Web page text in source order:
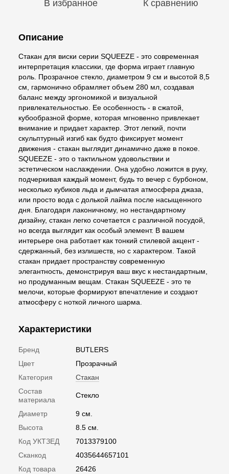
В избранное К сравнению
Описание
Стакан для виски серии SQUEEZE - это современная
интерпретация классики, где форма играет главную
роль. Прозрачное стекло, диаметром 9 см и высотой 8,5
см, гармонично обрамляет объем 280 мл, создавая
баланс между эргономикой и визуальной
привлекательностью. Ее особенность - в сжатой,
кубообразной форме, которая мгновенно привлекает
внимание и придает характер. Этот легкий, почти
скульптурный изгиб как будто фиксирует момент
движения - стакан выглядит динамично даже в покое.
SQUEEZE - это о тактильном удовольствии и
эстетическом наслаждении. Она удобно ложится в руку,
подчеркивая каждый момент, будь то вечер с бурбоном,
несколько кубиков льда и дымчатая атмосфера джаза,
или просто вода с долькой лайма после насыщенного
дня. Благодаря лаконичному, но нестандартному
дизайну, стакан легко сочетается с различной посудой,
но всегда выглядит как особый элемент. В вашем
интерьере она работает как тонкий стилевой акцент -
сдержанный, без излишеств, но с характером. Такой
стакан придает пространству современную
элегантность, демонстрируя ваш вкус к нестандартным,
но продуманным вещам. Стакан SQUEEZE - это те
мелочи, которые формируют впечатление и создают
атмосферу с ноткой личного шарма.
Характеристики
Бренд
BUTLERS
Цвет
Прозрачный
Категория
Стакан
Состав
материала
Стекло
Диаметр
9 см.
Высота
8.5 см.
Код УКТЗЕД
7013379100
Сканкод
4035644657101
Код товара
26426